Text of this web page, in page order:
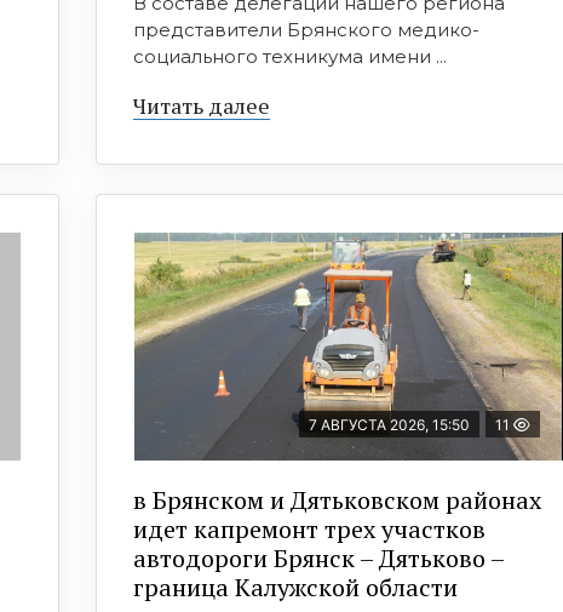
представители Брянского медико-
социального техникума имени ...
Читать далее
7 АВГУСТА 2026, 15:50 11
в Брянском и Дятьковском районах
идет капремонт трех участков
автодороги Брянск – Дятьково –
граница Калужской области